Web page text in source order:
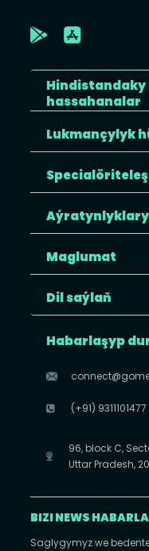
Hindistandaky
hassahanalar
Lukmançylyk
Aýratynlyklary
Maglumat
Dil saýlaň
Habarlaşyp
(+91) 9311101477
96, block C,
Uttar Pradesh,
BIZI NEWS
Saglygymyz we